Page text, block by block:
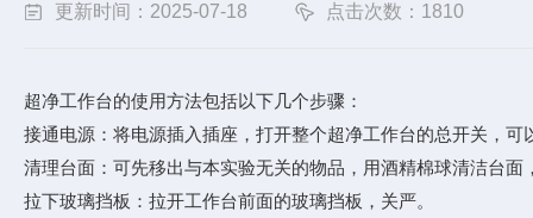
更新时间：2025-07-18 点击次数：1810
超净工作台的使用方法包括以下几个步骤：
接通电源：将电源插入插座，打开整个超净工作台的总开关，
清理台面：可先移出与本实验无关的物品，用酒精棉球清洁台
拉下玻璃挡板：拉开工作台前面的玻璃挡板，关严。